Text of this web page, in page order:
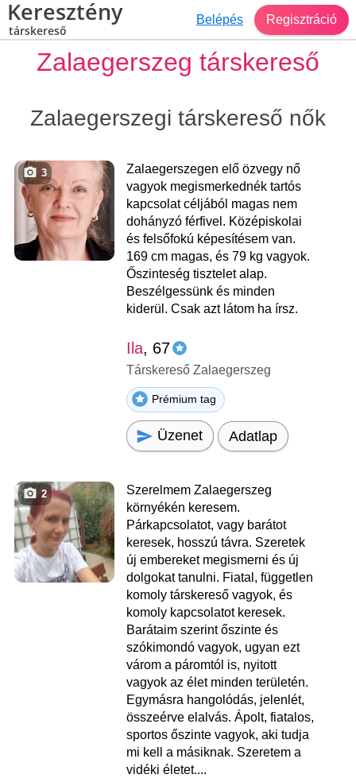
Keresztény
társkereső
Belépés Regisztráció
Zalaegerszeg társkereső
Zalaegerszegi társkereső nők
3
Zalaegerszegen elő özvegy nő
vagyok megismerkednék tartós
kapcsolat céljából magas nem
dohányzó férfivel. Középiskolai
és felsőfokú képesítésem van.
169 cm magas, és 79 kg vagyok.
Őszinteség tisztelet alap.
Beszélgessünk és minden
kiderül. Csak azt látom ha írsz.
Ila, 67
Társkereső Zalaegerszeg
Prémium tag
Üzenet Adatlap
2
Szerelmem Zalaegerszeg
környékén keresem.
Párkapcsolatot, vagy barátot
keresek, hosszú távra. Szeretek
új embereket megismerni és új
dolgokat tanulni. Fiatal, független
komoly társkereső vagyok, és
komoly kapcsolatot keresek.
Barátaim szerint őszinte és
szókimondó vagyok, ugyan ezt
várom a páromtól is, nyitott
vagyok az élet minden területén.
Egymásra hangolódás, jelenlét,
összeérve elalvás. Ápolt, fiatalos,
sportos őszinte vagyok, aki tudja
mi kell a másiknak. Szeretem a
vidéki életet....